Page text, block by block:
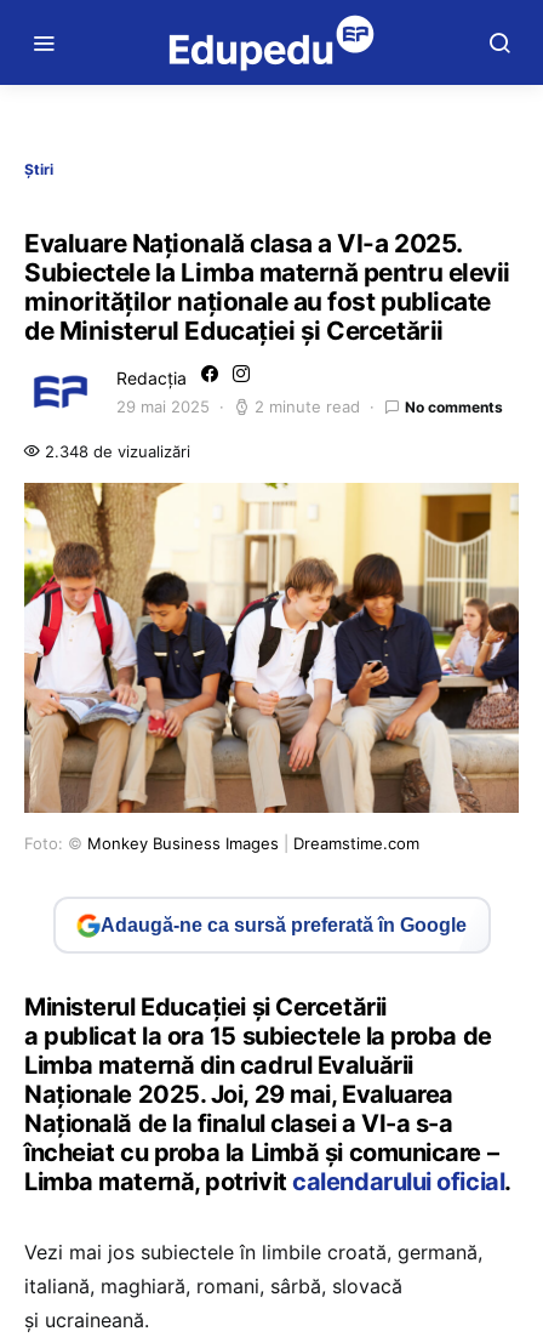
Știri
Evaluare Națională clasa a VI-a 2025.
Subiectele la Limba maternă pentru elevii
minorităților naționale au fost publicate
de Ministerul Educației și Cercetării
Redacția
29 mai 2025 2 minute read No comments
2.348 de vizualizări
Foto: © Monkey Business Images Dreamstime.com
Adaugă-ne ca sursă preferată în Google
Ministerul Educației și Cercetării
a publicat la ora 15 subiectele la proba de
Limba maternă din cadrul Evaluării
Naționale 2025. Joi, 29 mai, Evaluarea
Națională de la finalul clasei a VI-a s-a
încheiat cu proba la Limbă și comunicare –
Limba maternă, potrivitcalendarului oficial.
Vezi mai jos subiectele în limbile croată, germană,
italiană, maghiară, romani, sârbă, slovacă
și ucraineană.